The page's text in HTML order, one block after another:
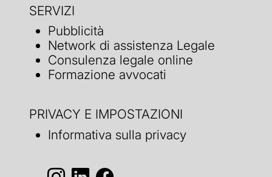
SERVIZI
Pubblicità
Network di assistenza Legale
Consulenza legale online
Formazione avvocati
PRIVACY E IMPOSTAZIONI
Informativa sulla privacy